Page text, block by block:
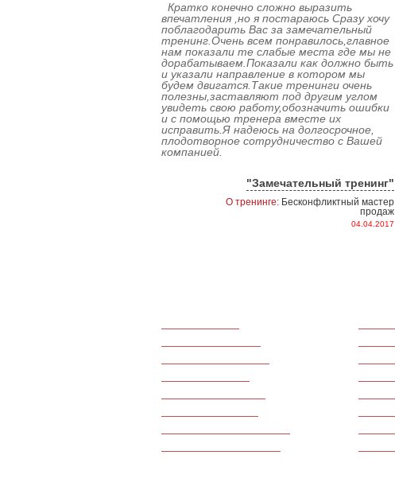
Кратко конечно сложно выразить
впечатления ,но я постараюсь Сразу хочу
поблагодарить Вас за замечательный
тренинг.Очень всем понравилось,главное
нам показали те слабые места где мы не
дорабатываем.Показали как должно быть
и указали направление в котором мы
будем двигатся.Такие тренинги очень
полезны,заставляют под другим углом
увидеть свою работу,обозначить ошибки
и с помощью тренера вместе их
исправить.Я надеюсь на долгосрочное,
плодотворное сотрудничество с Вашей
компанией.
"Замечательный тренинг"
О тренинге:Бесконфликтный мастер
продаж
04.04.2017